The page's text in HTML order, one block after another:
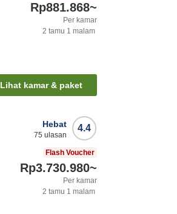
Rp881.868~
Per kamar
2 tamu 1 malam
Lihat kamar & paket
4.4
Hebat
75 ulasan
Flash Voucher
Rp3.730.980~
Per kamar
2 tamu 1 malam